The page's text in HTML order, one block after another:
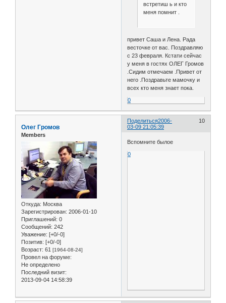
встретиш ь и кто
меня помнит .
привет Саша и Лена. Рада
весточке от вас. Поздравляю
с 23 февраля. Кстати сейчас
у меня в гостях ОЛЕГ Громов
.Сидим отмечаем .Привет от
него .Поздравьте мамочку и
всех кто меня знает пока.
0
Поделиться 10
2006-
03-09 21:05:39
Олег Громов
Members
Откуда: Москва
Зарегистрирован: 2006-01-10
Приглашений: 0
Сообщений: 242
Уважение: [+0/-0]
Позитив: [+0/-0]
Возраст: 61 [1964-08-24]
Провел на форуме:
Не определено
Последний визит:
2013-09-04 14:58:39
Вспомните былое
0